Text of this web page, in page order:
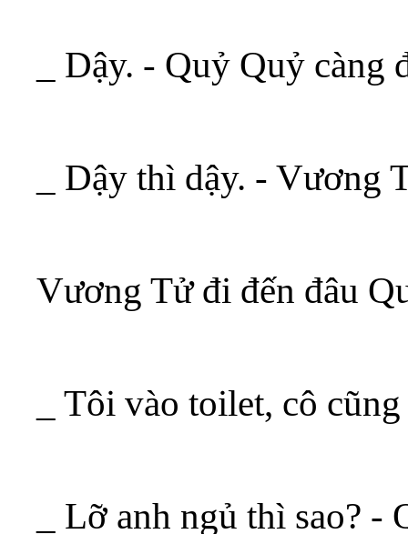
_ Dậy. - Quỷ Quỷ
_ Dậy thì dậy. - Vương
Vương Tử đi đến đâu
_ Tôi vào toilet, cô
_ Lỡ anh ngủ thì sao? -